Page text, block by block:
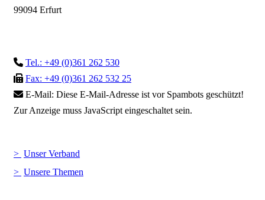
99094 Erfurt
Tel.: +49 (0)361 262 530
Fax: +49 (0)361 262 532 25
E-Mail: Diese E-Mail-Adresse ist vor Spambots geschützt!
Zur Anzeige muss JavaScript eingeschaltet sein.
Unser Verband
Unsere Themen